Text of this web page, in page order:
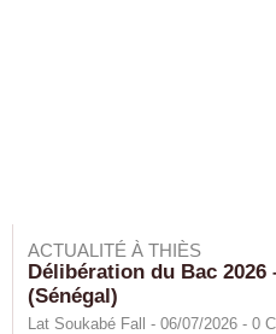
ACTUALITÉ À THIÈS
Délibération du Bac 2026
(Sénégal)
Lat Soukabé Fall - 06/07/2026 - 0